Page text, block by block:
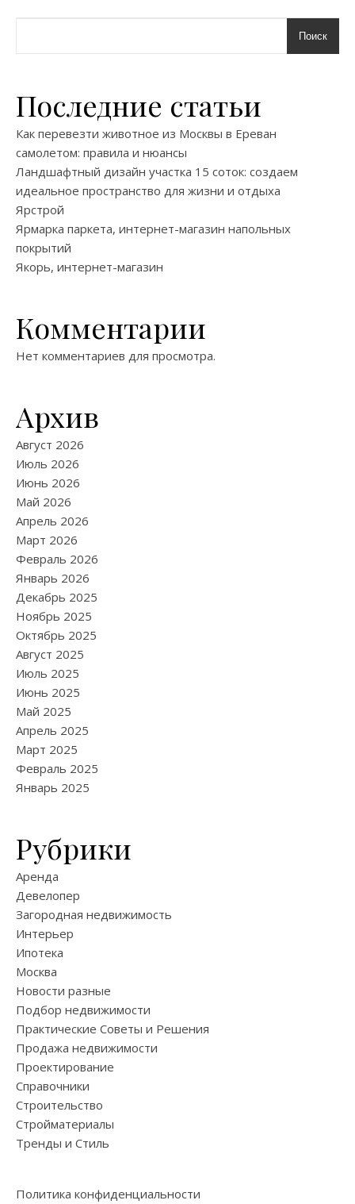
Поиск
Последние статьи
Как перевезти животное из Москвы в Ереван
самолетом: правила и нюансы
Ландшафтный дизайн участка 15 соток: создаем
идеальное пространство для жизни и отдыха
Ярстрой
Ярмарка паркета, интернет-магазин напольных
покрытий
Якорь, интернет-магазин
Комментарии
Нет комментариев для просмотра.
Архив
Август 2026
Июль 2026
Июнь 2026
Май 2026
Апрель 2026
Март 2026
Февраль 2026
Январь 2026
Декабрь 2025
Ноябрь 2025
Октябрь 2025
Август 2025
Июль 2025
Июнь 2025
Май 2025
Апрель 2025
Март 2025
Февраль 2025
Январь 2025
Рубрики
Аренда
Девелопер
Загородная недвижимость
Интерьер
Ипотека
Москва
Новости разные
Подбор недвижимости
Практические Советы и Решения
Продажа недвижимости
Проектирование
Справочники
Строительство
Стройматериалы
Тренды и Стиль
Политика конфиденциальности